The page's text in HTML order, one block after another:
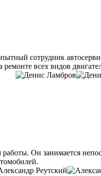
сотрудник
всех видов
Он занимается